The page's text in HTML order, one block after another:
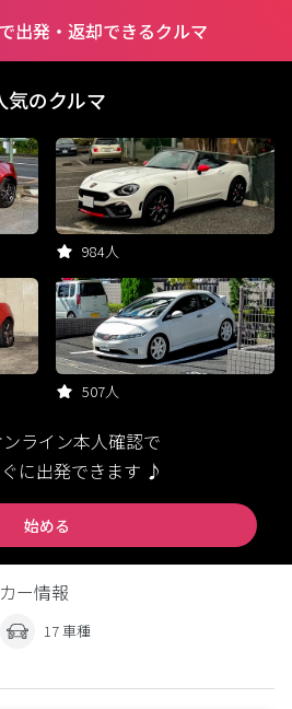
出発・返却できるクルマ
気のクルマ
984人
507人
ライン本人確認で
に出発できます ♪
始める
ー情報
17 車種